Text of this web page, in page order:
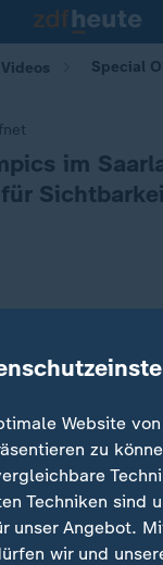
Videos Special
im
Website von
zu
Techniken sind
unser Angebot.
wir und